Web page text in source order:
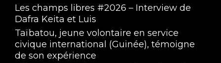
Vote du prix liberté
Apr 9, 2025 • 2:02:58
Les champs libres #2026 – Interview de
Dafra Keita et Luis
Taïbatou, jeune volontaire en service
civique international (Guinée), témoigne
de son expérience